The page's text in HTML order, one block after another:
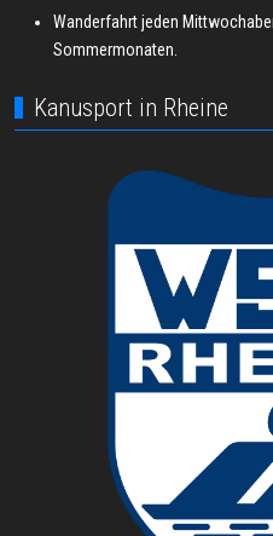
Wanderfahrt jeden
Sommermonaten.
Kanusport in Rheine